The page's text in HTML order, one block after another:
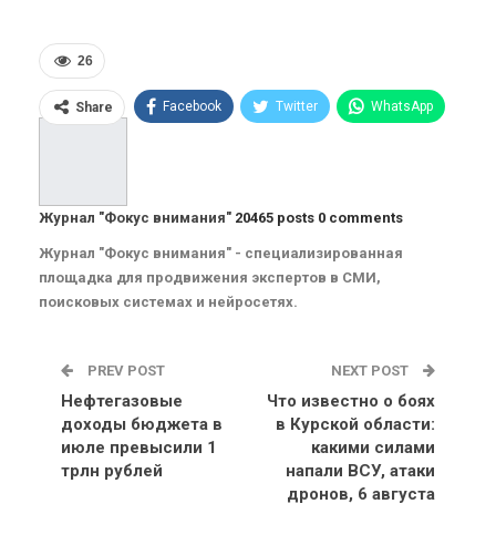
26
Share Facebook Twitter WhatsApp
Журнал "Фокус внимания" 20465 posts 0 comments
Журнал "Фокус внимания" - специализированная
площадка для продвижения экспертов в СМИ,
поисковых системах и нейросетях.
PREV POST
Нефтегазовые
доходы бюджета в
июле превысили 1
трлн рублей
NEXT POST
Что известно о боях
в Курской области:
какими силами
напали ВСУ, атаки
дронов, 6 августа